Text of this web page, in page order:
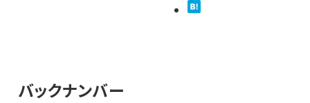
バックナンバー